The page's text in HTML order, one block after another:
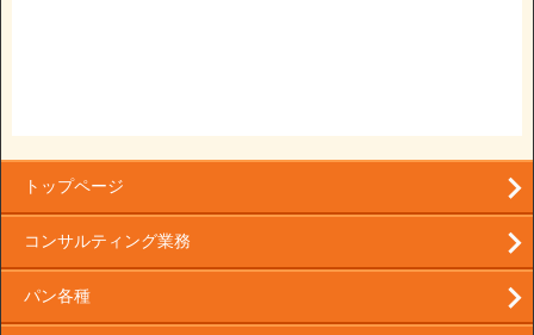
トップページ
コンサルティング業務
パン各種